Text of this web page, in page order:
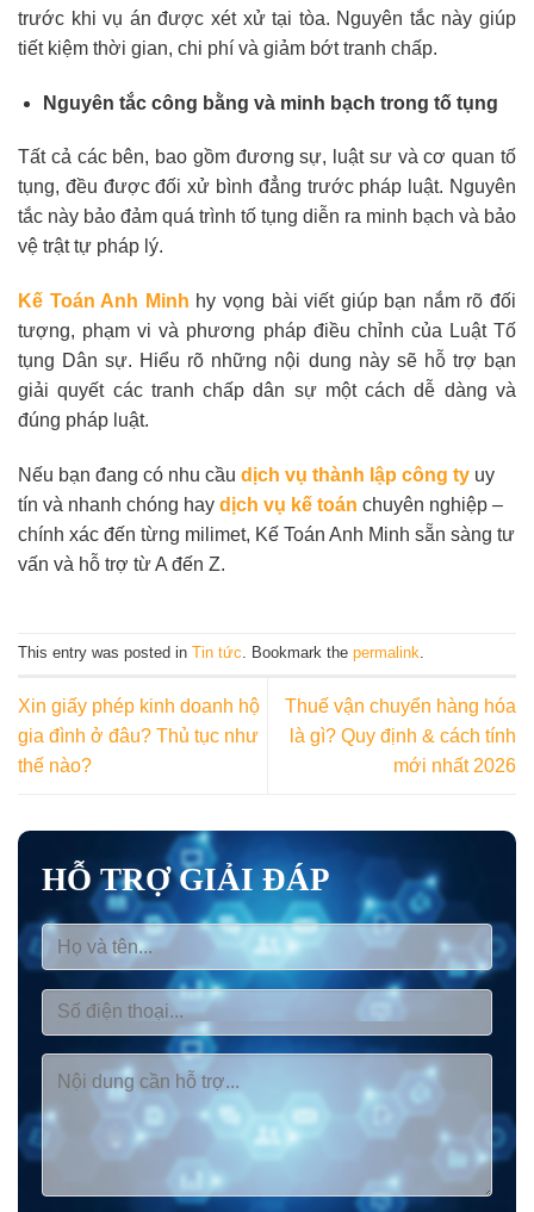
trước khi vụ án được xét xử tại tòa. Nguyên tắc này giúp
tiết kiệm thời gian, chi phí và giảm bớt tranh chấp.
Nguyên tắc công bằng và minh bạch trong tố tụng
Tất cả các bên, bao gồm đương sự, luật sư và cơ quan tố
tụng, đều được đối xử bình đẳng trước pháp luật. Nguyên
tắc này bảo đảm quá trình tố tụng diễn ra minh bạch và bảo
vệ trật tự pháp lý.
Kế Toán Anh Minh hy vọng bài viết giúp bạn nắm rõ đối
tượng, phạm vi và phương pháp điều chỉnh của Luật Tố
tụng Dân sự. Hiểu rõ những nội dung này sẽ hỗ trợ bạn
giải quyết các tranh chấp dân sự một cách dễ dàng và
đúng pháp luật.
Nếu bạn đang có nhu cầu dịch vụ thành lập công ty uy
tín và nhanh chóng hay dịch vụ kế toán chuyên nghiệp –
chính xác đến từng milimet, Kế Toán Anh Minh sẵn sàng tư
vấn và hỗ trợ từ A đến Z.
This entry was posted in Tin tức. Bookmark the permalink.
Xin giấy phép kinh doanh hộ
gia đình ở đâu? Thủ tục như
thế nào?
Thuế vận chuyển hàng hóa
là gì? Quy định & cách tính
mới nhất 2026
HỖ TRỢ GIẢI ĐÁP